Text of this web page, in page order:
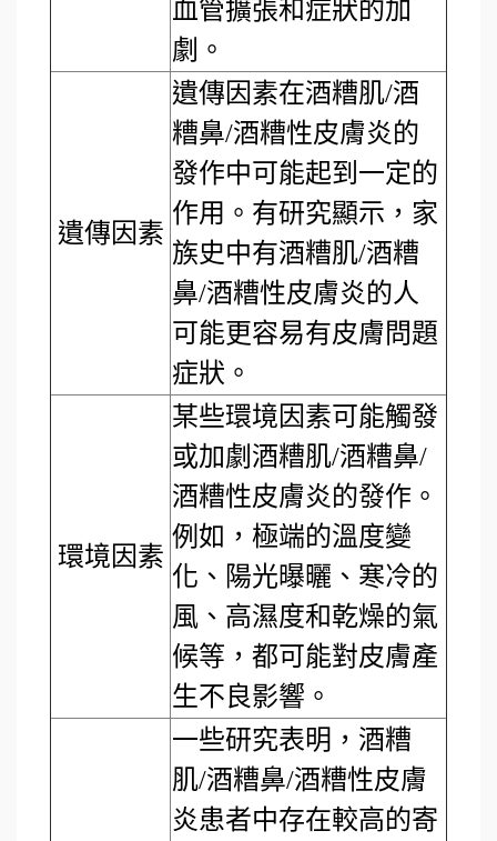
血管擴張和症狀的加
劇。
遺傳因素
遺傳因素在酒糟肌/酒
糟鼻/酒糟性皮膚炎的
發作中可能起到一定的
作用。有研究顯示，家
族史中有酒糟肌/酒糟
鼻/酒糟性皮膚炎的人
可能更容易有皮膚問題
症狀。
環境因素
某些環境因素可能觸發
或加劇酒糟肌/酒糟鼻/
酒糟性皮膚炎的發作。
例如，極端的溫度變
化、陽光曝曬、寒冷的
風、高濕度和乾燥的氣
候等，都可能對皮膚產
生不良影響。
一些研究表明，酒糟
肌/酒糟鼻/酒糟性皮膚
炎患者中存在較高的寄